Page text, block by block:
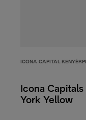
ICONA CAPITAL
Icona
York Yellow